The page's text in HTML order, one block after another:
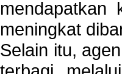
mendapatkan
meningkat
Selain itu,